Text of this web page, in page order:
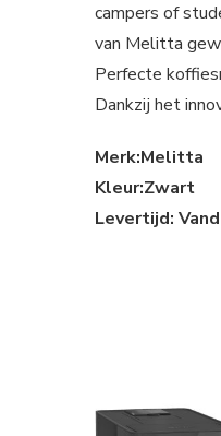
campers of
van Melitta
Perfecte
Dankzij het
Merk:Melitta
Kleur:Zwart
Levertijd: